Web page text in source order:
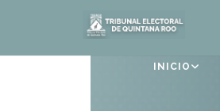
INICIO